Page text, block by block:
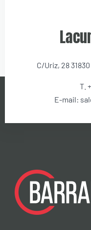
C/Uriz, 28
T.
E-mail: